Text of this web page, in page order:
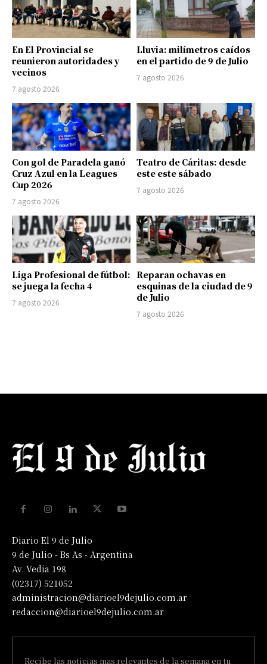
En El Provincial se
reunieron autoridades y
vecinos
7 agosto 2026
Lluvia: milímetros caídos
en el partido de 9 de Julio
7 agosto 2026
Con gol de Paradela ganó
Cruz Azul en la Leagues
Cup 2026
7 agosto 2026
Teatro de Cáritas: desde
este este sábado
7 agosto 2026
Liga Profesional de fútbol:
se juega la fecha 4
7 agosto 2026
Reparan ochavas en
esquinas de la ciudad de 9
de Julio
7 agosto 2026
Diario El 9 de Julio
9 de Julio - Bs As - Argentina
Av. Vedia 198
(02317) 521052
administracion@diarioel9dejulio.com.ar
redaccion@diarioel9dejulio.com.ar
Recibe las noticias mas relevantes de la semana en tu